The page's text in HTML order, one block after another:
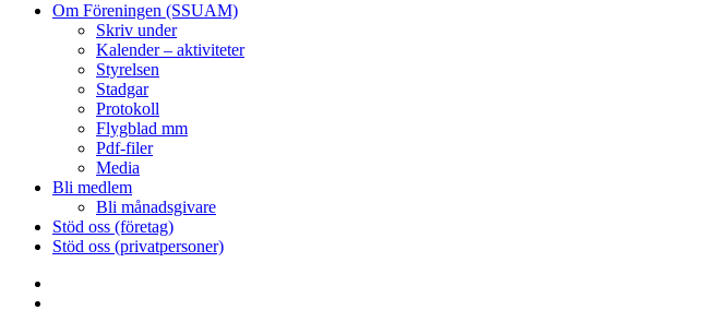
Om Föreningen (SSUAM)
Skriv under
Kalender – aktiviteter
Styrelsen
Stadgar
Protokoll
Flygblad mm
Pdf-filer
Media
Bli medlem
Bli månadsgivare
Stöd oss (företag)
Stöd oss (privatpersoner)